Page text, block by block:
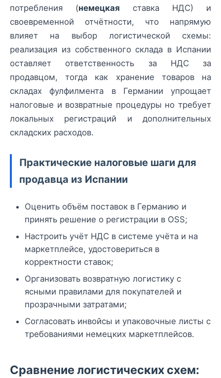
потребления (немецкая ставка НДС) и
своевременной отчётности, что напрямую
влияет на выбор логистической схемы:
реализация из собственного склада в Испании
оставляет ответственность за НДС за
продавцом, тогда как хранение товаров на
складах фулфилмента в Германии упрощает
налоговые и возвратные процедуры но требует
локальных регистраций и дополнительных
складских расходов.
Практические налоговые шаги для
продавца из Испании
Оценить объём поставок в Германию и
принять решение о регистрации в OSS;
Настроить учёт НДС в системе учёта и на
маркетплейсе, удостовериться в
корректности ставок;
Организовать возвратную логистику с
ясными правилами для покупателей и
прозрачными затратами;
Согласовать инвойсы и упаковочные листы с
требованиями немецких маркетплейсов.
Сравнение логистических схем: